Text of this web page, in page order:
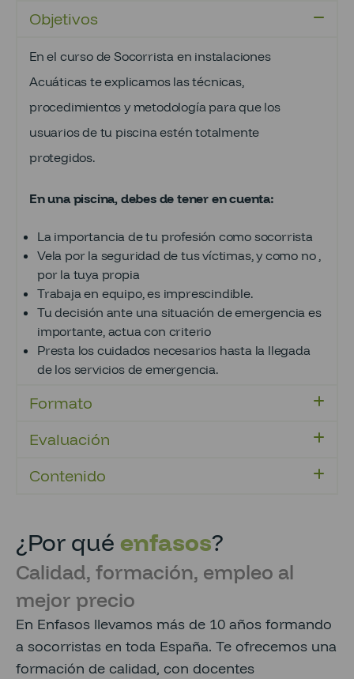
Objetivos
En el curso de Socorrista en instalaciones
Acuáticas te explicamos las técnicas,
procedimientos y metodología para que los
usuarios de tu piscina estén totalmente
protegidos.
En una piscina, debes de tener en cuenta:
La importancia de tu profesión como socorrista
Vela por la seguridad de tus víctimas, y como no ,
por la tuya propia
Trabaja en equipo, es imprescindible.
Tu decisión ante una situación de emergencia es
importante, actua con criterio
Presta los cuidados necesarios hasta la llegada
de los servicios de emergencia.
Formato
Evaluación
Contenido
¿Por qué enfasos?
Calidad, formación, empleo al
mejor precio
En Enfasos llevamos más de 10 años formando
a socorristas en toda España. Te ofrecemos una
formación de calidad, con docentes